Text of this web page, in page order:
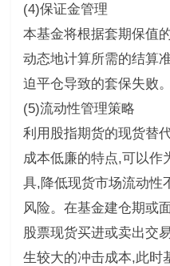
(4)保证金管理
本基金将根据套期保值
动态地计算所需的结算
迫平仓导致的套保失败。
(5)流动性管理策略
利用股指期货的现货替
成本低廉的特点,可以作
具,降低现货市场流动性
风险。在基金建仓期或
股票现货买进或卖出交
生较大的冲击成本,此时